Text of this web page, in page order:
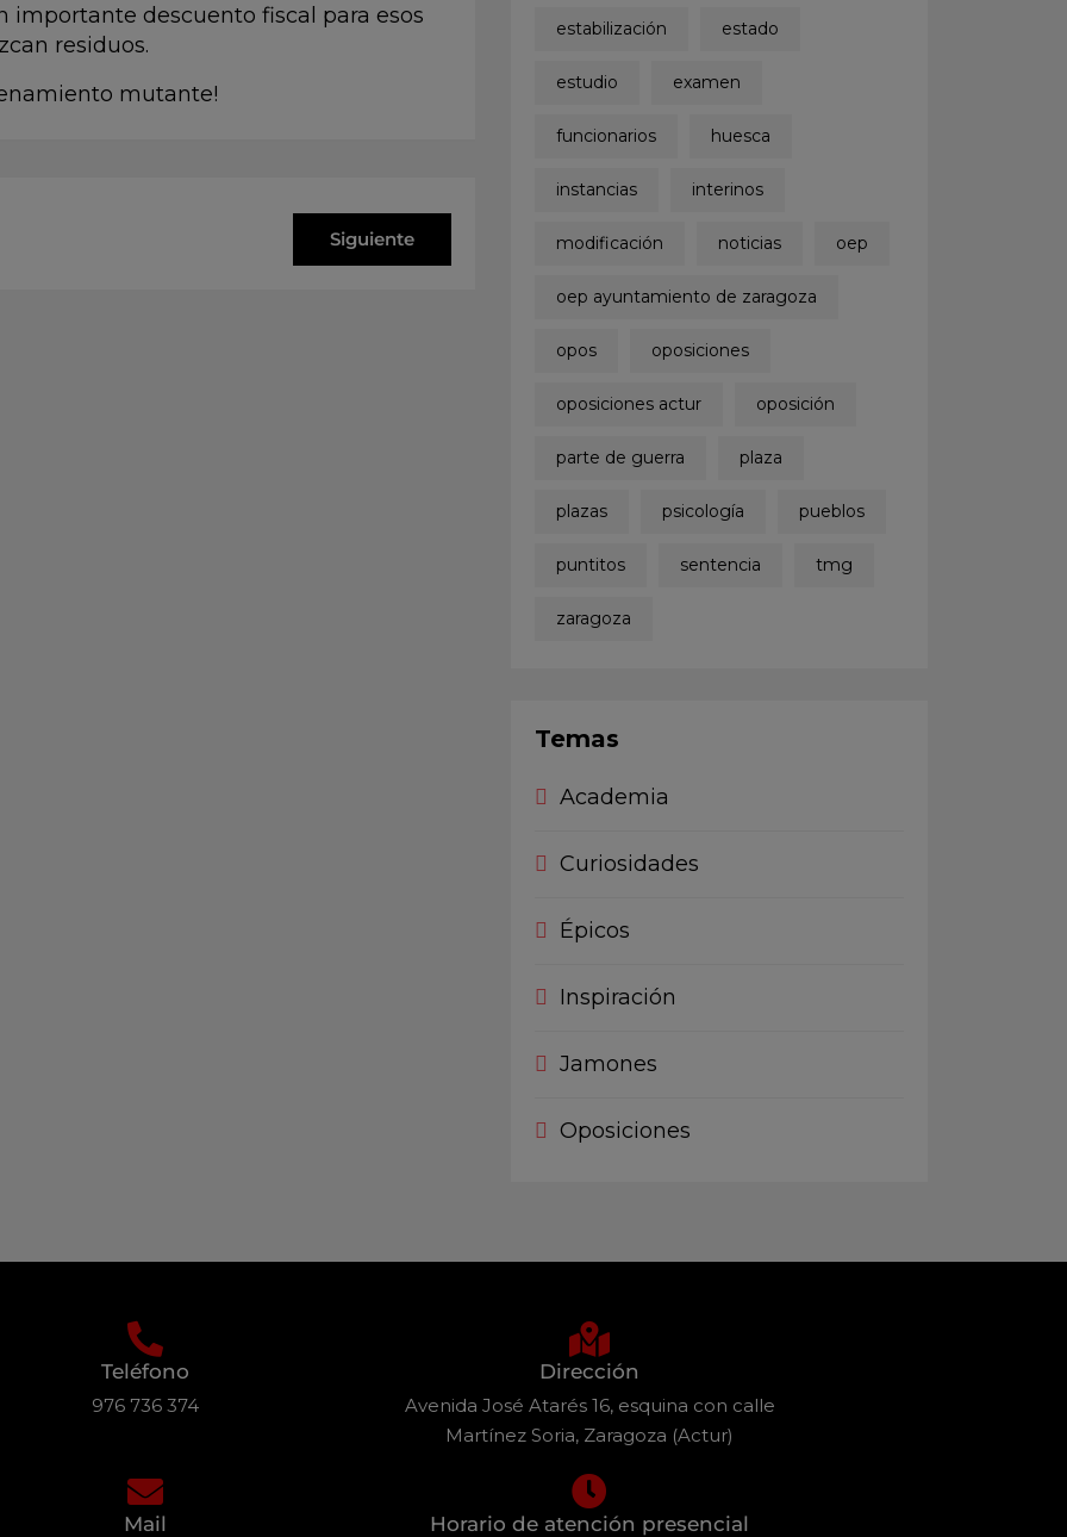
importante descuento fiscal para esos
residuos.
mutante!
Siguiente
estabilización estado
estudio examen
funcionarios huesca
instancias interinos
modificación noticias oep
oep ayuntamiento de zaragoza
opos oposiciones
oposiciones actur oposición
parte de guerra plaza
plazas psicología pueblos
puntitos sentencia tmg
zaragoza
Temas
Academia
Curiosidades
Épicos
Inspiración
Jamones
Oposiciones
Teléfono
976 736 374
Mail
Dirección
Avenida José Atarés 16, esquina con calle
Martínez Soria, Zaragoza (Actur)
Horario de atención presencial